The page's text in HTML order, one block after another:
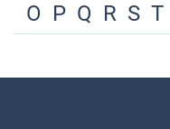
O P Q R S T